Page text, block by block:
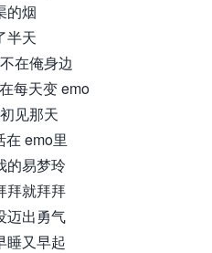
的烟
半天
在俺身边
每天变 emo
见那天
在 emo里
的易梦玲
拜就拜拜
迈出勇气
睡又早起